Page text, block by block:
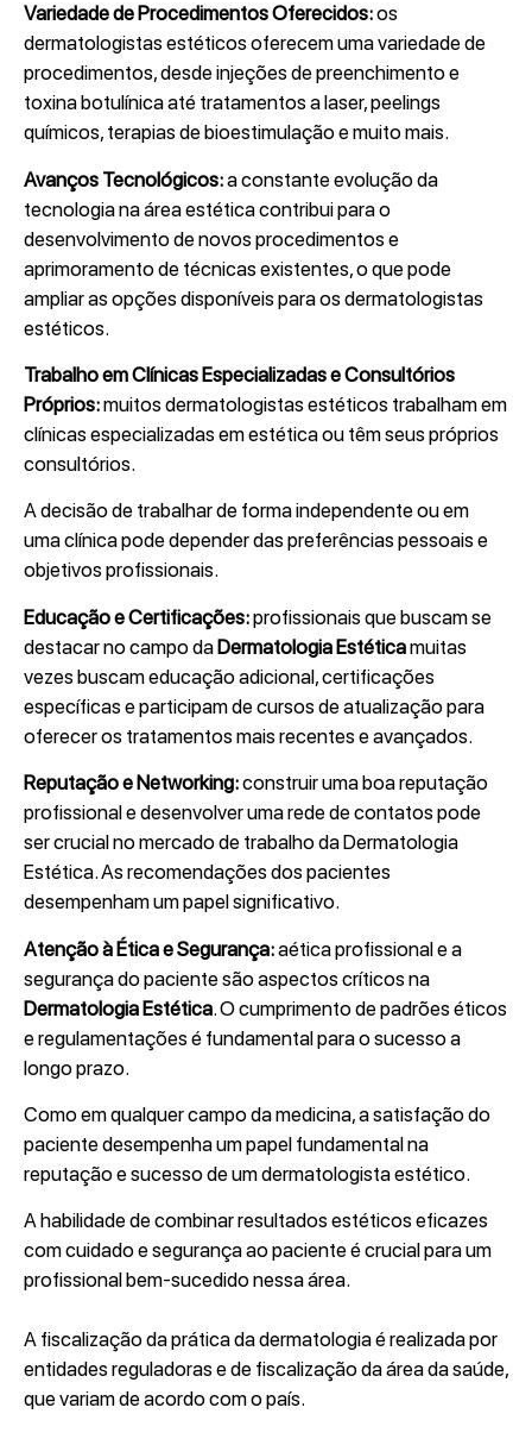
Variedade de Procedimentos Oferecidos:os
dermatologistas estéticos oferecem uma variedade de
procedimentos, desde injeções de preenchimento e
toxina botulínica até tratamentos a laser, peelings
químicos, terapias de bioestimulação e muito mais.
Avanços Tecnológicos:a constante evolução da
tecnologia na área estética contribui para o
desenvolvimento de novos procedimentos e
aprimoramento de técnicas existentes, o que pode
ampliar as opções disponíveis para os dermatologistas
estéticos.
Trabalho em Clínicas Especializadas e Consultórios
Próprios:muitos dermatologistas estéticos trabalham em
clínicas especializadas em estética ou têm seus próprios
consultórios.
A decisão de trabalhar de forma independente ou em
uma clínica pode depender das preferências pessoais e
objetivos profissionais.
Educação e Certificações:profissionais que buscam se
destacar no campo daDermatologia Estéticamuitas
vezes buscam educação adicional, certificações
específicas e participam de cursos de atualização para
oferecer os tratamentos mais recentes e avançados.
Reputação e Networking:construir uma boa reputação
profissional e desenvolver uma rede de contatos pode
ser crucial no mercado de trabalho da Dermatologia
Estética. As recomendações dos pacientes
desempenham um papel significativo.
Atenção à Ética e Segurança:aética profissional e a
segurança do paciente são aspectos críticos na
Dermatologia Estética. O cumprimento de padrões éticos
e regulamentações é fundamental para o sucesso a
longo prazo.
Como em qualquer campo da medicina, a satisfação do
paciente desempenha um papel fundamental na
reputação e sucesso de um dermatologista estético.
A habilidade de combinar resultados estéticos eficazes
com cuidado e segurança ao paciente é crucial para um
profissional bem-sucedido nessa área.
A fiscalização da prática da dermatologia é realizada por
entidades reguladoras e de fiscalização da área da saúde,
que variam de acordo com o país.